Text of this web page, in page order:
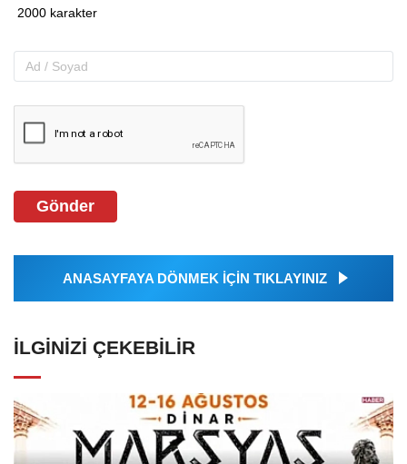
Gönder
ANASAYFAYA DÖNMEK İÇİN TIKLAYINIZ
İLGINIZI ÇEKEBILIR